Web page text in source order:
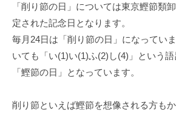
「削り節の日」については東京鰹節類
定された記念日となります。
毎月24日は「削り節の日」になってい
いても「い(1)い(1)ふ(2)し(4)」という
「鰹節の日」となっています。
削り節といえば鰹節を想像される方も